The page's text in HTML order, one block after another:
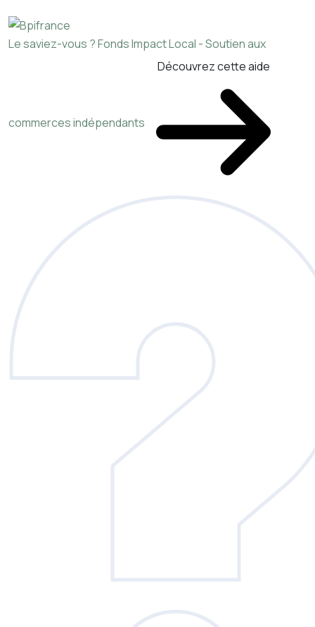
Le saviez-vous ?Fonds Impact Local - Soutien aux
commerces indépendants
Découvrez cette aide